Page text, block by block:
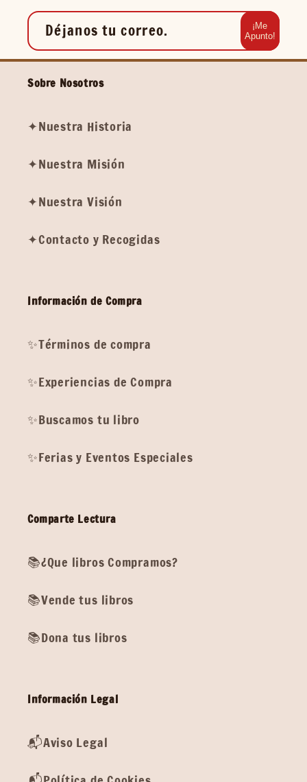
Déjanos tu correo.
¡Me
Apunto!
Sobre Nosotros
✦Nuestra Historia
✦Nuestra Misión
✦Nuestra Visión
✦Contacto y Recogidas
Información de Compra
✨Términos de compra
✨Experiencias de Compra
✨Buscamos tu libro
✨Ferias y Eventos Especiales
Comparte Lectura
📚¿Que libros Compramos?
📚Vende tus libros
📚Dona tus libros
Información Legal
📬Aviso Legal